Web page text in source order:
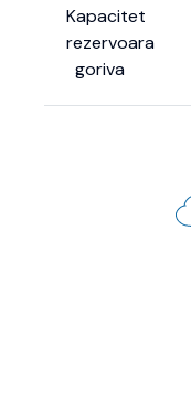
Kapacitet
rezervoara
goriva